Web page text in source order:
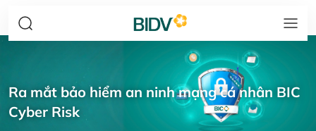
Ra mắt bảo hiểm an ninh mạng cá nhân BIC
Cyber Risk